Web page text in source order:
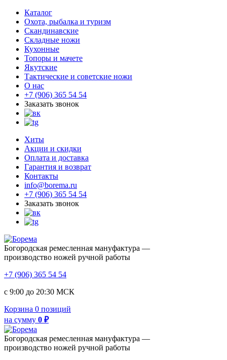
Каталог
Охота, рыбалка и туризм
Скандинавские
Складные ножи
Кухонные
Топоры и мачете
Якутские
Тактические и советские ножи
О нас
+7 (906) 365 54 54
Заказать звонок
Хиты
Акции и скидки
Оплата и доставка
Гарантия и возврат
Контакты
info@borema.ru
+7 (906) 365 54 54
Заказать звонок
Богородская ремесленная мануфактура —
производство ножей ручной работы
+7 (906) 365 54 54
с 9:00 до 20:30 МСК
Корзина 0 позиций
на сумму 0 ₽
Богородская ремесленная мануфактура —
производство ножей ручной работы